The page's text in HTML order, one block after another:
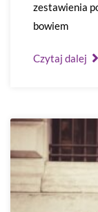
zestawienia
bowiem
Czytaj dalej